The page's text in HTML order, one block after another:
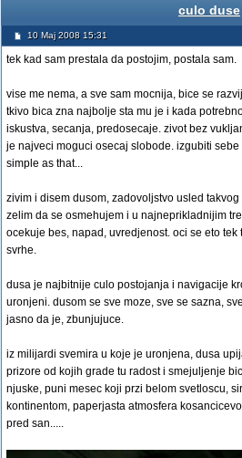
culo duse
10 Maj 2008 15:31
tek kad sam prestala da postojim, postala sam.
vise me nema, a sve sam mocnija, bice se
tkivo bica zna najbolje sta mu je i kada
iskustva, secanja, predosecaje. zivot bez
je najveci moguci osecaj slobode. izgubiti
simple as that...
zivim i disem dusom, zadovoljstvo usled
zelim da se osmehujem i u najneprikladnijim
ocekuje bes, napad, uvredjenost. oci se eto
svrhe.
dusa je najbitnije culo postojanja i navigacije
uronjeni. dusom se sve moze, sve se sazna,
jasno da je, zbunjujuce.
iz milijardi svemira u koje je uronjena, dusa
prizore od kojih grade tu radost i smejuljenje
njuske, puni mesec koji przi belom svetloscu,
kontinentom, paperjasta atmosfera
pred san.....